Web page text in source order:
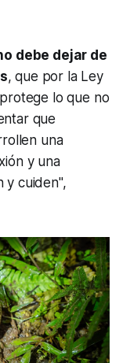
debe dejar de
, que por la Ley
lo que no
que
una
y una
y cuiden",